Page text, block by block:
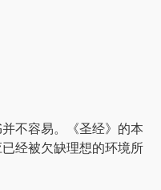
不容易。《圣经》的本
经被欠缺理想的环境所